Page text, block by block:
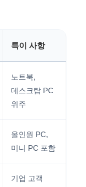
특이 사항
노트북,
데스크탑 PC
위주
올인원 PC,
미니 PC 포함
기업 고객